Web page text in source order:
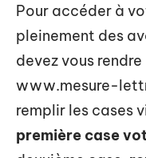
Pour accéder à
pleinement des
devez vous
www.mesure-
remplir les cases
première case